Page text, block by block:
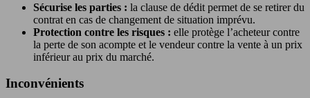
Sécurise les parties : la clause de dédit permet de se retirer du
contrat en cas de changement de situation imprévu.
Protection contre les risques : elle protège l’acheteur contre
la perte de son acompte et le vendeur contre la vente à un prix
inférieur au prix du marché.
Inconvénients